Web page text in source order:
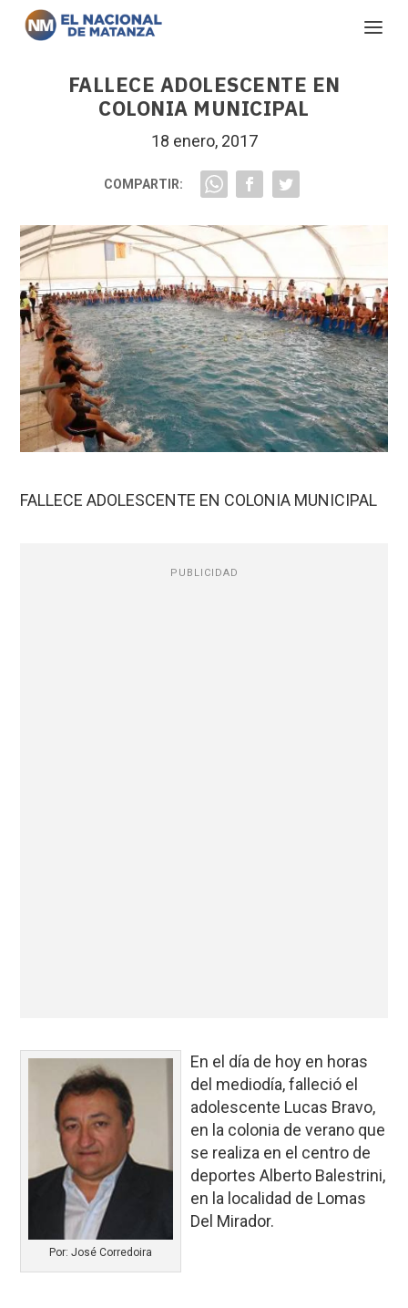
FALLECE ADOLESCENTE EN
COLONIA MUNICIPAL
18 enero, 2017
COMPARTIR:
FALLECE ADOLESCENTE EN COLONIA MUNICIPAL
PUBLICIDAD
Por: José Corredoira
En el día de hoy en horas
del mediodía, falleció el
adolescente Lucas Bravo,
en la colonia de verano que
se realiza en el centro de
deportes Alberto Balestrini,
en la localidad de Lomas
Del Mirador.